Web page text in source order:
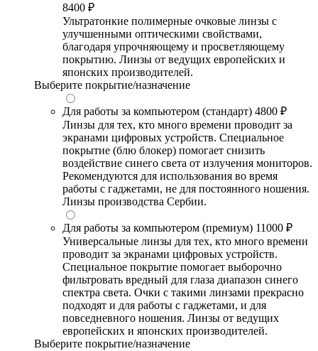
8400 ₽
Ультратонкие полимерные очковые линзы с
улучшенными оптическими свойствами,
благодаря упрочняющему и просветляющему
покрытию. Линзы от ведущих европейских и
японских производителей.
Выберите покрытие/назначение
Для работы за компьютером (стандарт) 4800 ₽
Линзы для тех, кто много времени проводит за
экранами цифровых устройств. Специальное
покрытие (блю блокер) помогает снизить
воздействие синего света от излучения мониторов.
Рекомендуются для использования во время
работы с гаджетами, не для постоянного ношения.
Линзы производства Сербии.
Для работы за компьютером (премиум) 11000 ₽
Универсальные линзы для тех, кто много времени
проводит за экранами цифровых устройств.
Специальное покрытие помогает выборочно
фильтровать вредный для глаза диапазон синего
спектра света. Очки с такими линзами прекрасно
подходят и для работы с гаджетами, и для
повседневного ношения. Линзы от ведущих
европейских и японских производителей.
Выберите покрытие/назначение